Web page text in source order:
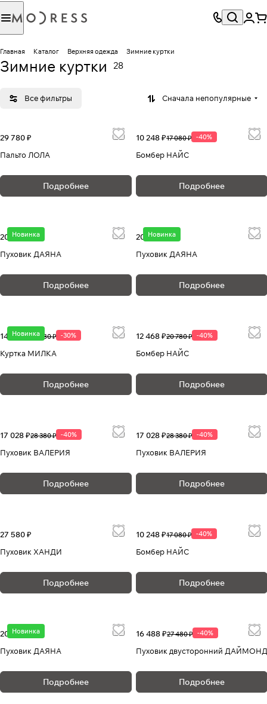
Главная Каталог Верхняя одежда Зимние куртки
Зимние куртки 28
Все фильтры Сначала непопулярные
29 780 ₽
Пальто ЛОЛА
Подробнее
10 248 ₽17 080 ₽ -40%
Бомбер НАЙС
Подробнее
Новинка
20 280 ₽
Пуховик ДАЯНА
Подробнее
Новинка
20 280 ₽
Пуховик ДАЯНА
Подробнее
Новинка
14 756 ₽21 080 ₽ -30%
Куртка МИЛКА
Подробнее
12 468 ₽20 780 ₽ -40%
Бомбер НАЙС
Подробнее
17 028 ₽28 380 ₽ -40%
Пуховик ВАЛЕРИЯ
Подробнее
17 028 ₽28 380 ₽ -40%
Пуховик ВАЛЕРИЯ
Подробнее
27 580 ₽
Пуховик ХАНДИ
Подробнее
10 248 ₽17 080 ₽ -40%
Бомбер НАЙС
Подробнее
Новинка
20 280 ₽
Пуховик ДАЯНА
Подробнее
16 488 ₽27 480 ₽ -40%
Пуховик двусторонний ДАЙМОНД
Подробнее